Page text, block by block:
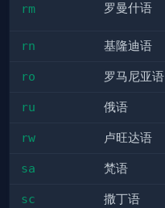
rm 罗曼什语
rn 基隆迪语
ro 罗马尼亚语
ru 俄语
rw 卢旺达语
sa 梵语
sc 撒丁语